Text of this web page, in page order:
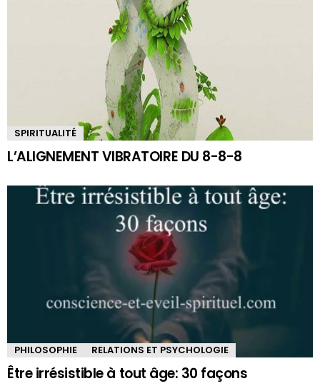
SPIRITUALITÉ
L’ALIGNEMENT VIBRATOIRE DU 8-8-8
PHILOSOPHIE RELATIONS ET PSYCHOLOGIE
Être irrésistible à tout âge: 30 façons